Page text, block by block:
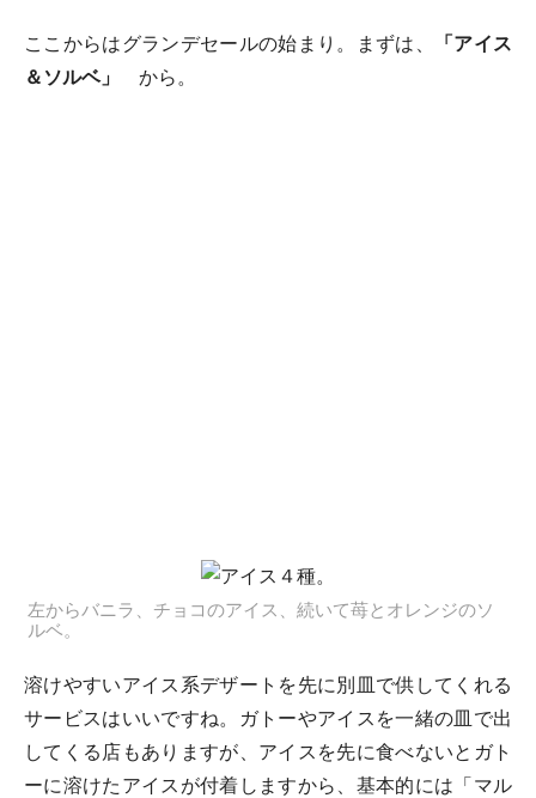
ここからはグランデセールの始まり。まずは、
「アイス
＆ソルベ」
から。
左からバニラ、チョコのアイス、続いて苺とオレンジのソ
ルベ。
溶けやすいアイス系デザートを先に別皿で供してくれる
サービスはいいですね。ガトーやアイスを一緒の皿で出
してくる店もありますが、アイスを先に食べないとガト
ーに溶けたアイスが付着しますから、基本的には「マル